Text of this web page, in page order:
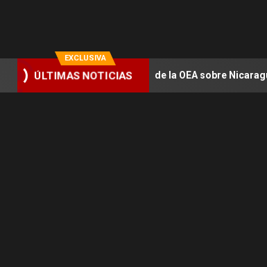
EXCLUSIVA
ÚLTIMAS NOTICIAS
en sesión de la OEA sobre Nicaragua